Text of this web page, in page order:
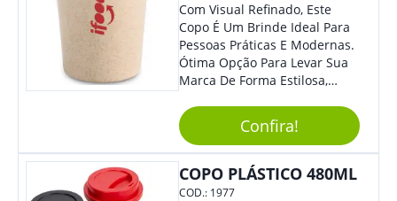
Com Visual Refinado, Este
Copo É Um Brinde Ideal Para
Pessoas Práticas E Modernas.
Ótima Opção Para Levar Sua
Marca De Forma Estilosa,
Empresa Em Eventos,
Reuniões Corporativas Ou Até
Mesmo Para Presentear
Colaboradores.
Confira!
COPO PLÁSTICO 480ML
COD.: 1977